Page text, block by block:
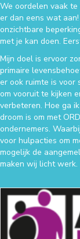
We oordelen vaak te
er dan eens wat
onzichtbare
met je kan doen.
Mijn doel is ervoor
primaire
er ook ruimte is voor
om vooruit te kijken
verbeteren. Hoe ga
droom is om met
ondernemers.
voor hulpacties om
mogelijk de
maken wij licht werk.